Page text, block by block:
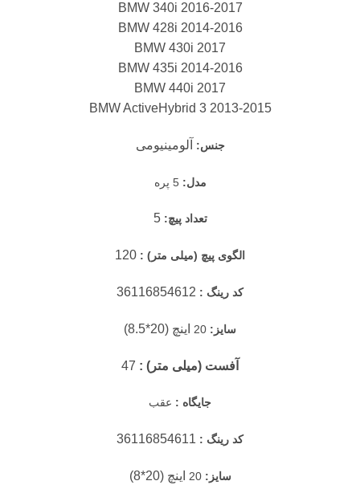
BMW 340i 2016-2017
BMW 428i 2014-2016
BMW 430i 2017
BMW 435i 2014-2016
BMW 440i 2017
BMW ActiveHybrid 3 2013-2015
جنس: آلومینیومی
مدل: 5 پره
تعداد پیچ: 5
الگوی پیچ (میلی متر) : 120
کد رینگ :
سایز: 20 اینچ (20*8.5)
آفست (میلی متر) :
جایگاه : عقب
کد رینگ :
سایز:20 اینچ (20*8)